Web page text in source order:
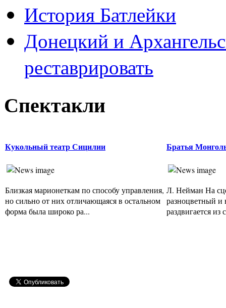
История Батлейки
Донецкий и
реставрировать
Спектакли
Кукольный театр Сицилии
Близкая марионеткам по способу управления,
но сильно от них отличающаяся в остальном
форма была широко ра...
Братья
Л. Нейман На
разноцветный и
раздвигается